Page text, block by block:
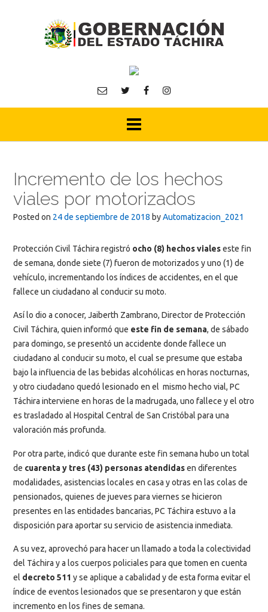
Incremento de los hechos
viales por motorizados
Posted on 24 de septiembre de 2018 byAutomatizacion_2021
Protección Civil Táchira registró ocho (8) hechos vialeseste fin
de semana, donde siete (7) fueron de motorizados y uno (1) de
vehículo, incrementando los índices de accidentes, en el que
fallece un ciudadano al conducir su moto.
Así lo dio a conocer, Jaiberth Zambrano, Director de Protección
Civil Táchira, quien informó que este fin de semana, de sábado
para domingo, se presentó un accidente donde fallece un
ciudadano al conducir su moto, el cual se presume que estaba
bajo la influencia de las bebidas alcohólicas en horas nocturnas,
y otro ciudadano quedó lesionado en el mismo hecho vial, PC
Táchira interviene en horas de la madrugada, uno fallece y el otro
es trasladado al Hospital Central de San Cristóbal para una
valoración más profunda.
Por otra parte, indicó que durante este fin semana hubo un total
de cuarenta y tres (43) personas atendidasen diferentes
modalidades, asistencias locales en casa y otras en las colas de
pensionados, quienes de jueves para viernes se hicieron
presentes en las entidades bancarias, PC Táchira estuvo a la
disposición para aportar su servicio de asistencia inmediata.
A su vez, aprovechó para hacer un llamado a toda la colectividad
del Táchira y a los cuerpos policiales para que tomen en cuenta
el decreto 511 y se aplique a cabalidad y de esta forma evitar el
índice de eventos lesionados que se presentaron y que están
incremento en los fines de semana.